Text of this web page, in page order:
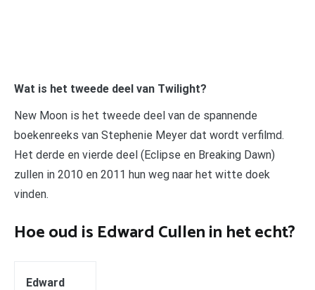
Wat is het tweede deel van Twilight?
New Moon is het tweede deel van de spannende
boekenreeks van Stephenie Meyer dat wordt verfilmd.
Het derde en vierde deel (Eclipse en Breaking Dawn)
zullen in 2010 en 2011 hun weg naar het witte doek
vinden.
Hoe oud is Edward Cullen in het echt?
Edward